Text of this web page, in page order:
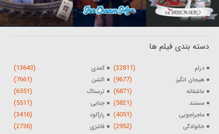
دسته بندی فیلم ها
درام (22811) کمدی (13643)
هیجان انگیز (9677) اکشن (7661)
عاشقانه (6871) ترسناک (6551)
مستند (5821) جنایی (5511)
ماجراجویی (4051) رازآلود (3416)
خانوادگی (2952) فانتزی (2736)